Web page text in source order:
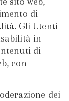
di
Gli Utenti
in
di
con
dei